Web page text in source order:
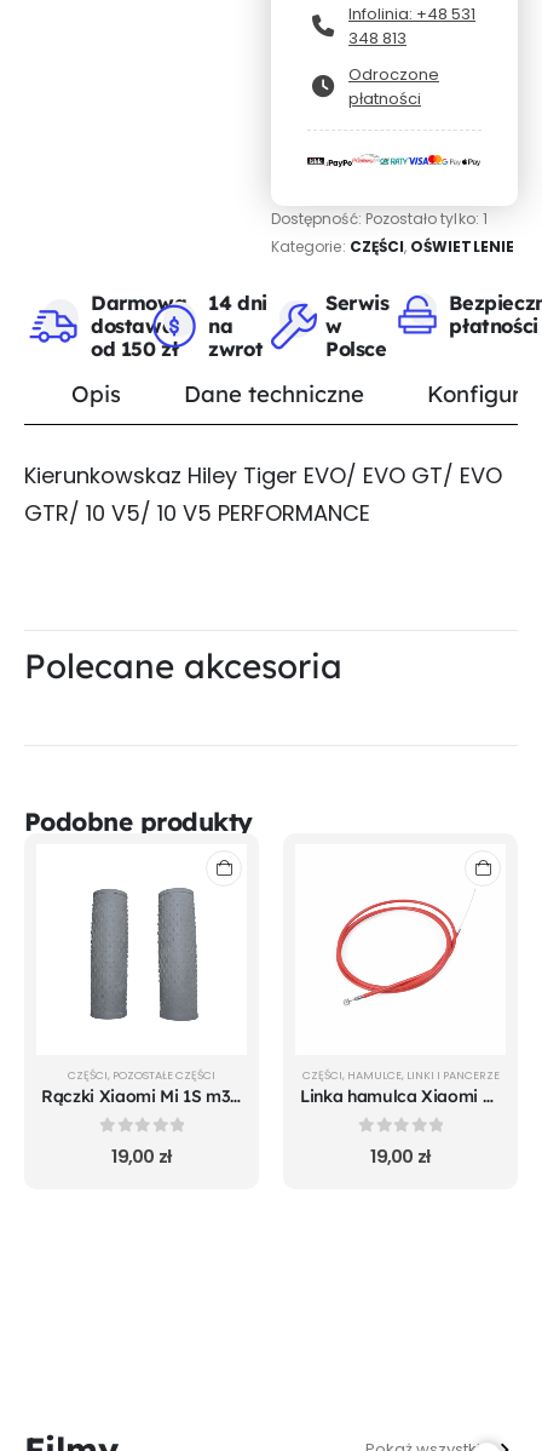
Infolinia: +48 531
348 813
Odroczone
płatności
Dostępność: Pozostało tylko: 1
Kategorie: CZĘŚCI, OŚWIETLENIE
Darmowa
dostawa
od 150 zł
14 dni
na
zwrot
Serwis
w
Polsce
płatności
Opis Dane techniczne
Kierunkowskaz Hiley Tiger EVO/ EVO GT/ EVO
GTR/ 10 V5/ 10 V5 PERFORMANCE
Polecane akcesoria
Podobne produkty
CZĘŚCI, POZOSTAŁE CZĘŚCI
Rączki Xiaomi Mi 1S m365 Pro Mi Pro2 Mi Essential
out of 5
19,00 zł
CZĘŚCI, HAMULCE, LINKI I PANCERZE
Linka hamulca Xiaomi m365 i Mi 1S czerwona
out of 5
19,00 zł